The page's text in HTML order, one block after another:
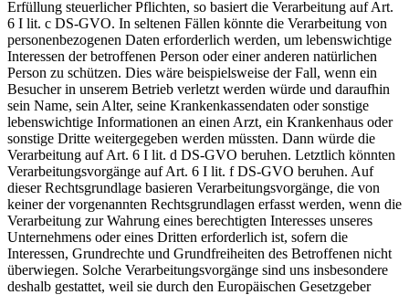
Erfüllung steuerlicher Pflichten, so basiert die Verarbeitung auf Art.
6 I lit. c DS-GVO. In seltenen Fällen könnte die Verarbeitung von
personenbezogenen Daten erforderlich werden, um lebenswichtige
Interessen der betroffenen Person oder einer anderen natürlichen
Person zu schützen. Dies wäre beispielsweise der Fall, wenn ein
Besucher in unserem Betrieb verletzt werden würde und daraufhin
sein Name, sein Alter, seine Krankenkassendaten oder sonstige
lebenswichtige Informationen an einen Arzt, ein Krankenhaus oder
sonstige Dritte weitergegeben werden müssten. Dann würde die
Verarbeitung auf Art. 6 I lit. d DS-GVO beruhen. Letztlich könnten
Verarbeitungsvorgänge auf Art. 6 I lit. f DS-GVO beruhen. Auf
dieser Rechtsgrundlage basieren Verarbeitungsvorgänge, die von
keiner der vorgenannten Rechtsgrundlagen erfasst werden, wenn die
Verarbeitung zur Wahrung eines berechtigten Interesses unseres
Unternehmens oder eines Dritten erforderlich ist, sofern die
Interessen, Grundrechte und Grundfreiheiten des Betroffenen nicht
überwiegen. Solche Verarbeitungsvorgänge sind uns insbesondere
deshalb gestattet, weil sie durch den Europäischen Gesetzgeber